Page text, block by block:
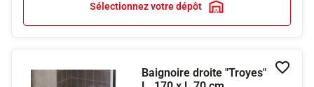
Sélectionnez votre dépôt
Baignoire droite "Troyes"